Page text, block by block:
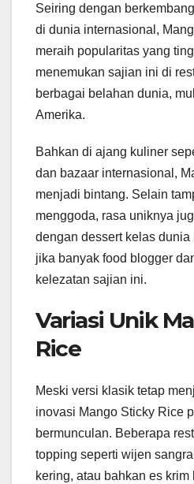
Seiring dengan
di dunia internasional,
meraih popularitas yang
menemukan sajian ini di
berbagai belahan dunia,
Amerika.
Bahkan di ajang kuliner
dan bazaar internasional,
menjadi bintang. Selain
menggoda, rasa uniknya
dengan dessert kelas dunia
jika banyak food blogger
kelezatan sajian ini.
Variasi Unik
Rice
Meski versi klasik tetap
inovasi Mango Sticky Rice
bermunculan. Beberapa
topping seperti wijen
kering, atau bahkan es krim